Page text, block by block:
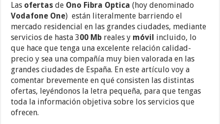
Las ofertas de Ono Fibra Optica(hoy denominado
Vodafone One) están literalmente barriendo el
mercado residencial en las grandes ciudades, mediante
servicios de hasta 300 Mb reales y móvil incluido, lo
que hace que tenga una excelente relación calidad-
precio y sea una compañía muy bien valorada en las
grandes ciudades de España. En este artículo voy a
comentar brevemente en qué consisten las distintas
ofertas, leyéndonos la letra pequeña, para que tengas
toda la información objetiva sobre los servicios que
ofrecen.